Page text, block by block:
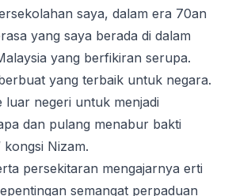
saya, dalam era 70an
yang saya berada di dalam
yang berfikiran serupa.
yang terbaik untuk negara.
luar negeri untuk menjadi
dan pulang menabur bakti
kongsi Nizam.
persekitaran mengajarnya erti
semangat perpaduan